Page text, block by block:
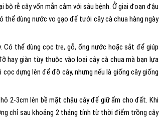
rễ cây vốn mẫn cảm với sâu bệnh. Ở giai đoạn đậu
thể dùng nước vo gạo để tưới cây cà chua hàng ngày
thể dùng cọc tre, gỗ, ống nước hoặc sắt để giúp
hay giàn tùy thuộc vào loại cây cà chua mà bạn lựa
dựng lên để đỡ cây, nhưng nếu là giống cây giống
2-3cm lên bề mặt chậu cây để giữ ẩm cho đất. Khi
chỉ sau khoảng 2 tháng tính từ thời điểm trồng cây